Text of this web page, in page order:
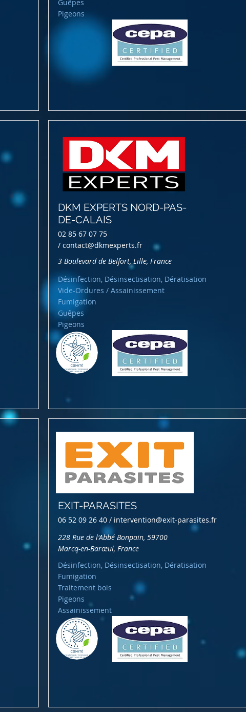
Guêpes
Pigeons
DKM EXPERTS NORD-PAS-
DE-CALAIS
02 85 67 07 75
/ contact@dkmexperts.fr
3 Boulevard de Belfort, Lille, France
Désinfection, Désinsectisation, Dératisation
Vide-Ordures / Assainissement
Fumigation
Guêpes
Pigeons
EXIT-PARASITES
06 52 09 26 40 / intervention@exit-parasites.fr
228 Rue de l'Abbé Bonpain, 59700
Marcq-en-Barœul, France
Désinfection, Désinsectisation, Dératisation
Fumigation
Traitement bois
Pigeons
Assainissement